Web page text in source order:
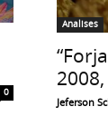
0
Analises
Jeferson